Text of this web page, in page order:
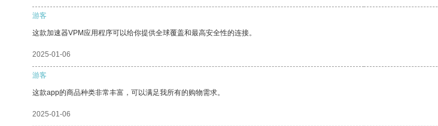
游客
这款加速器VPM应用程序可以给你提供全球覆盖和最高安全性的连接。
2025-01-06
游客
这款app的商品种类非常丰富，可以满足我所有的购物需求。
2025-01-06